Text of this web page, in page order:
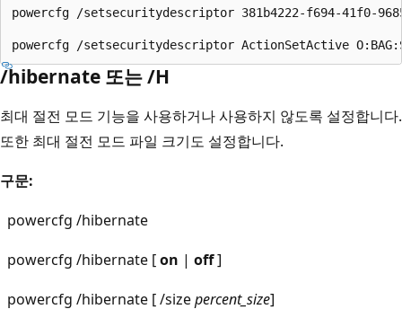
powercfg /setsecuritydescriptor 381b4222-f694-41f0-
/hibernate 또는 /H
최대 절전 모드 기능을 사용하거나 사용하지 않도록 설정합니다.
또한 최대 절전 모드 파일 크기도 설정합니다.
구문:
powercfg /hibernate
powercfg /hibernate [on | off]
powercfg /hibernate [ /sizepercent_size]